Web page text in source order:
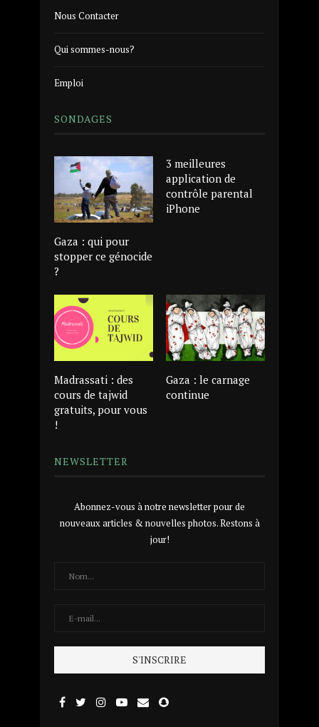
Nous Contacter
Qui sommes-nous?
Emploi
SONDAGES
Gaza : qui pour
stopper ce génocide
?
3 meilleures
application de
contrôle parental
iPhone
Madrassati : des
cours de tajwid
gratuits, pour vous
!
Gaza : le carnage
continue
NEWSLETTER
Abonnez-vous à notre newsletter pour de
nouveaux articles & nouvelles photos. Restons à
jour!